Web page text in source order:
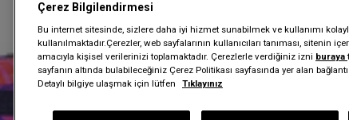
Çerez Bilgilendirmesi
Bu internet sitesinde, sizlere daha iyi hizmet sunabilmek ve kullanımı
kullanılmaktadır.Çerezler, web sayfalarının kullanıcıları tanıması, sitenin
amacıyla kişisel verilerinizi toplamaktadır. Çerezlerle verdiğiniz izni buraya
sayfanın altında bulabileceğiniz Çerez Politikası sayfasında yer alan
Detaylı bilgiye ulaşmak için lütfen
Tıklayınız